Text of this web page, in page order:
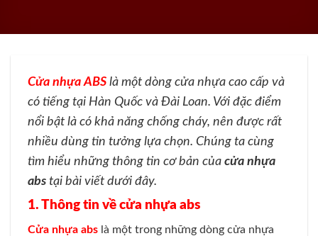
Cửa nhựa ABS là một dòng cửa nhựa cao cấp và
có tiếng tại Hàn Quốc và Đài Loan. Với đặc điểm
nổi bật là có khả năng chống cháy, nên được rất
nhiều dùng tin tưởng lựa chọn. Chúng ta cùng
tìm hiểu những thông tin cơ bản của cửa nhựa
abs tại bài viết dưới đây.
1. Thông tin về cửa nhựa abs
Cửa nhựa abs là một trong những dòng cửa nhựa